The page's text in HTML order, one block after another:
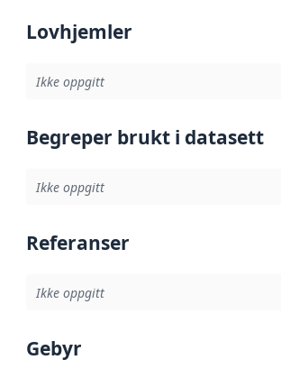
Lovhjemler
Ikke oppgitt
Begreper brukt i datasett
Ikke oppgitt
Referanser
Ikke oppgitt
Gebyr